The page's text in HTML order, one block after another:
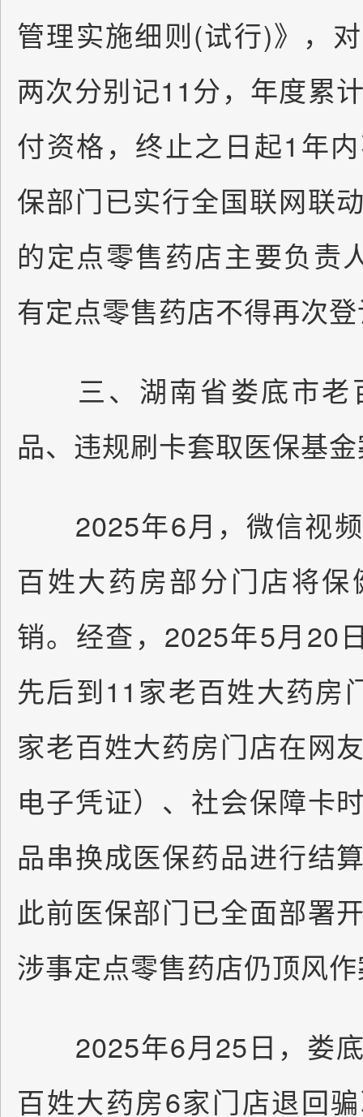
管理实施细则(试行)》，
两次分别记11分，年度累
付资格，终止之日起1年
保部门已实行全国联网联
的定点零售药店主要负责
有定点零售药店不得再次
三、湖南省娄底市老
品、违规刷卡套取医保基
2025年6月，微信视频
百姓大药房部分门店将
销。经查，2025年5月20
先后到11家老百姓大药房
家老百姓大药房门店在网
电子凭证）、社会保障卡
品串换成医保药品进行结
此前医保部门已全面部署
涉事定点零售药店仍顶风
2025年6月25日，娄底
百姓大药房6家门店退回